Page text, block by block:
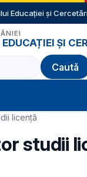
Educației și
ȘI
licență
studii